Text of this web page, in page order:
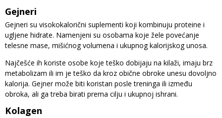
Gejneri
Gejneri su visokokalorični suplementi koji kombinuju proteine i
ugljene hidrate. Namenjeni su osobama koje žele povećanje
telesne mase, mišićnog volumena i ukupnog kalorijskog unosa.
Najčešće ih koriste osobe koje teško dobijaju na kilaži, imaju brz
metabolizam ili im je teško da kroz obične obroke unesu dovoljno
kalorija. Gejner može biti koristan posle treninga ili između
obroka, ali ga treba birati prema cilju i ukupnoj ishrani.
Kolagen